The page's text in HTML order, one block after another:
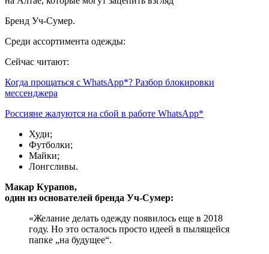
Бренд Уч-Сумер.
Среди ассортимента одежды:
Сейчас читают:
Когда прощаться с WhatsApp*? Разбор блокировки
мессенджера
Россияне жалуются на сбой в работе WhatsApp*
Худи;
Футболки;
Майки;
Лонгсливы.
Макар Курапов,
один из основателей бренда Уч-Сумер:
«Желание делать одежду появилось еще в 2018
году. Но это осталось просто идеей в пылящейся
папке „на будущее“.